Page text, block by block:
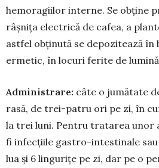
hemoragiilor interne. Se obține
râșnița electrică de cafea, a
astfel obținută se depozitează în
ermetic, în locuri ferite de
Administrare: câte o jumătate
rasă, de trei-patru ori pe zi, în
la trei luni. Pentru tratarea unor
fi infecțiile gastro-intesti­nale
lua și 6 lingurițe pe zi, dar pe o